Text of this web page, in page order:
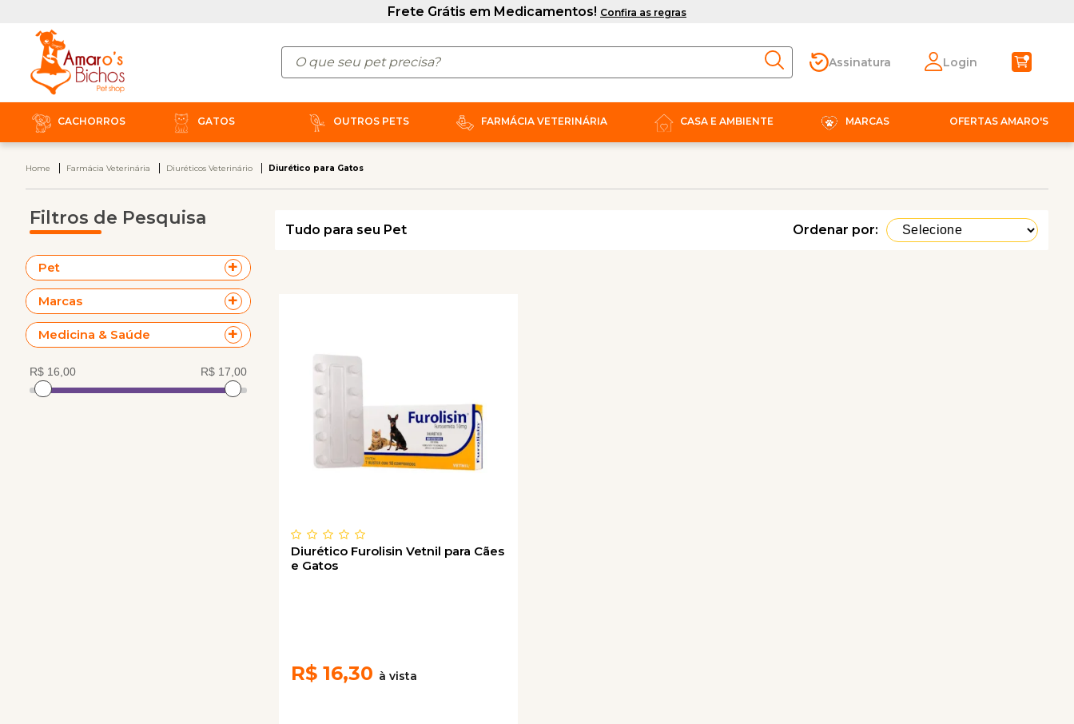
Assinatura Login
CACHORROS GATOS OUTROS PETS FARMÁCIA VETERINÁRIA CASA E AMBIENTE MARCAS OFERTAS AMARO'S
Home Farmácia Veterinária Diuréticos Veterinário Diurético para Gatos
Filtros de Pesquisa
Pet
Marcas
Medicina & Saúde
Tudo para seu Pet Ordenar por:
Diurético Furolisin Vetnil para Cães
e Gatos
R$ 16,30